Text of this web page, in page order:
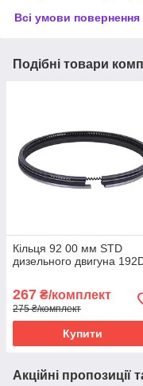
Всі умови повернення
Подібні товари
Кільця 92 00 мм STD
дизельного двигуна
267 ₴/комплект
275 ₴/комплект
Купити
Акційні пропозиції